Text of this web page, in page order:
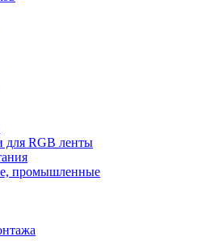
для RGB ленты
промышленные